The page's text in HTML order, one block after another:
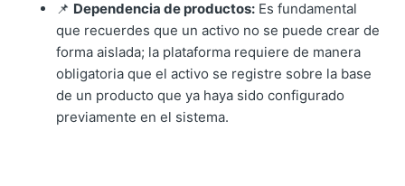
📌 Dependencia de productos: Es fundamental
que recuerdes que un activo no se puede crear de
forma aislada; la plataforma requiere de manera
obligatoria que el activo se registre sobre la base
de un producto que ya haya sido configurado
previamente en el sistema.